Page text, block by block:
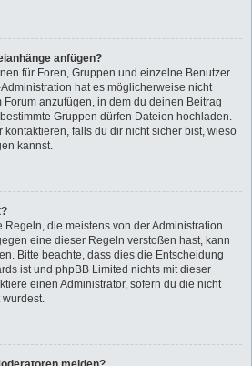
anfügen?
für Foren, Gruppen und einzelne Benutzer
hat es möglicherweise nicht
anzufügen, in dem du deinen Beitrag
Gruppen dürfen Dateien hochladen.
kontaktieren, falls du dir nicht sicher bist, wieso
kannst.
Regeln, die meistens von der Administration
eine dieser Regeln verstoßen hast, kann
Bitte beachte, dass dies die Entscheidung
ist und phpBB Limited nichts mit dieser
einen Administrator, sofern du die nicht
wurdest.